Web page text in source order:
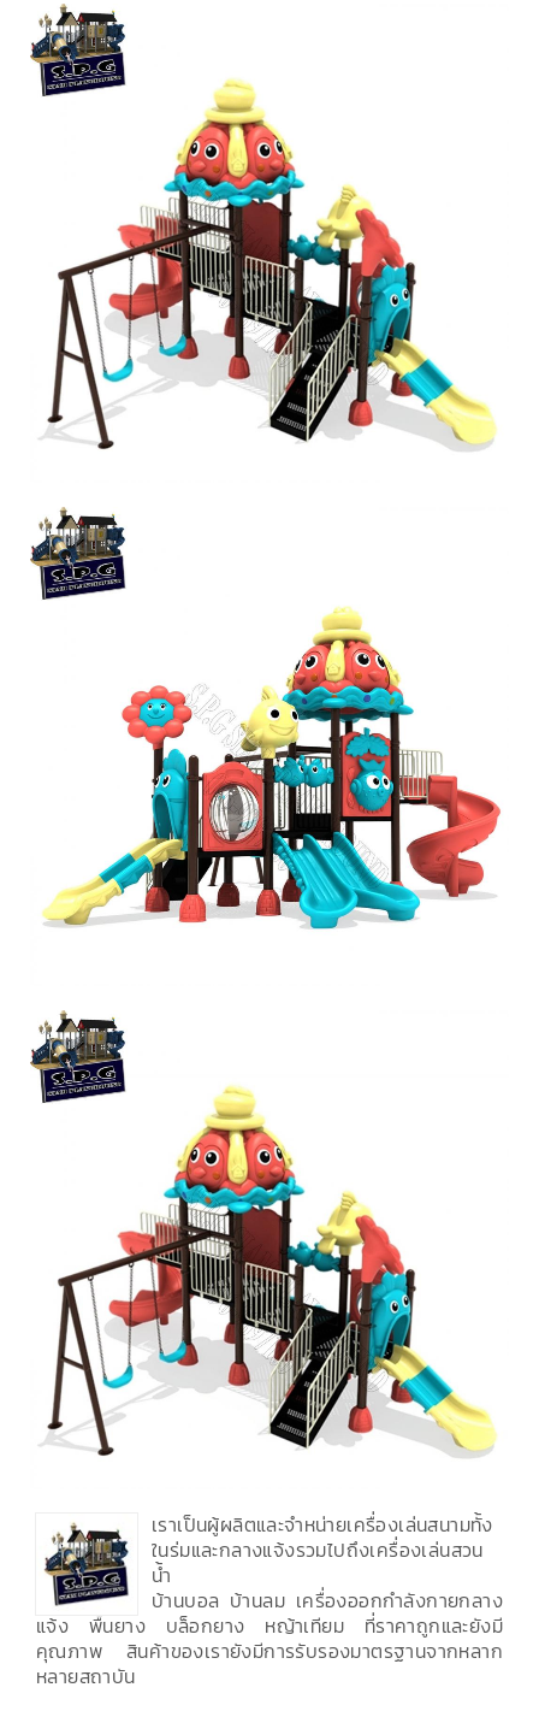
เราเป็นผู้ผลิตและจำหน่ายเครื่องเล่นสนามทั้ง
ในร่มและกลางแจ้งรวมไปถึงเครื่องเล่นสวน
น้ำ
บ้านบอล บ้านลม เครื่องออกกำลังกายกลาง
แจ้ง พื้นยาง บล็อกยาง หญ้าเทียม ที่ราคาถูกและยังมี
คุณภาพ สินค้าของเรายังมีการรับรองมาตรฐานจากหลาก
หลายสถาบัน